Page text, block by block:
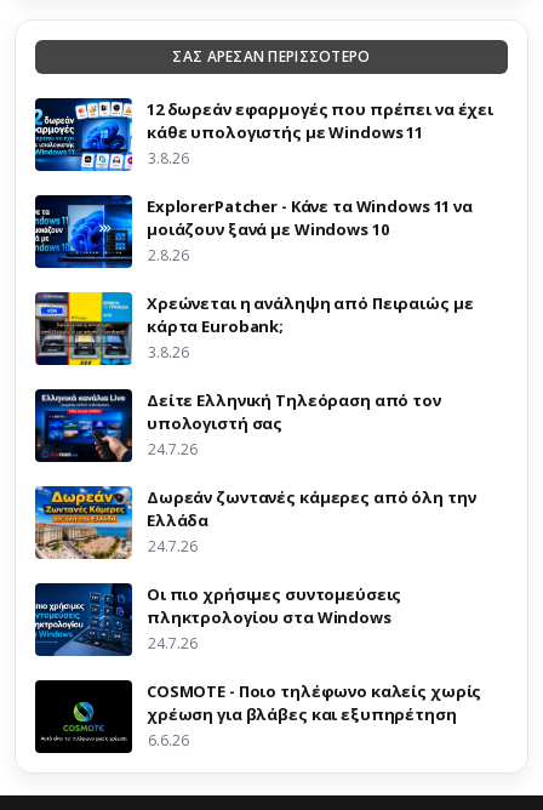
ΣΑΣ ΑΡΕΣΑΝ ΠΕΡΙΣΣΟΤΕΡΟ
12 δωρεάν εφαρμογές που πρέπει να έχει
κάθε υπολογιστής με Windows 11
3.8.26
ExplorerPatcher - Κάνε τα Windows 11 να
μοιάζουν ξανά με Windows 10
2.8.26
Χρεώνεται η ανάληψη από Πειραιώς με
κάρτα Eurobank;
3.8.26
Δείτε Ελληνική Τηλεόραση από τον
υπολογιστή σας
24.7.26
Δωρεάν ζωντανές κάμερες από όλη την
Ελλάδα
24.7.26
Οι πιο χρήσιμες συντομεύσεις
πληκτρολογίου στα Windows
24.7.26
COSMOTE - Ποιο τηλέφωνο καλείς χωρίς
χρέωση για βλάβες και εξυπηρέτηση
6.6.26